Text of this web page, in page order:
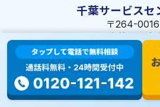
千葉サービスセ
〒264-0016
千葉県千葉市若葉区大
茨城サービスセ
〒309-1717 茨城県笠間市
長野サービスセ
〒380-0921 長野県長野市大字